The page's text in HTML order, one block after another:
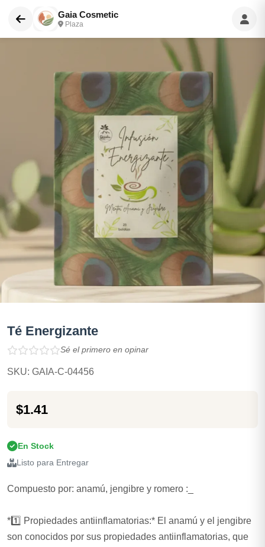
Gaia Cosmetic
Plaza
Té Energizante
Sé el primero en opinar
SKU: GAIA-C-04456
$1.41
En Stock
Listo para Entregar
Compuesto por: anamú, jengibre y romero :_
*1️⃣ Propiedades antiinflamatorias:* El anamú y el jengibre
son conocidos por sus propiedades antiinflamatorias, que